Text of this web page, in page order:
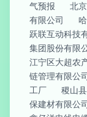
气预报
北
有限公司
跃联互动科技
集团股份有限
江宁区大超农
链管理有限公
工厂
稷山
保建材有限公